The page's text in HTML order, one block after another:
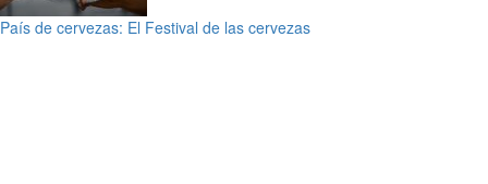
País de cervezas: El Festival de las cervezas